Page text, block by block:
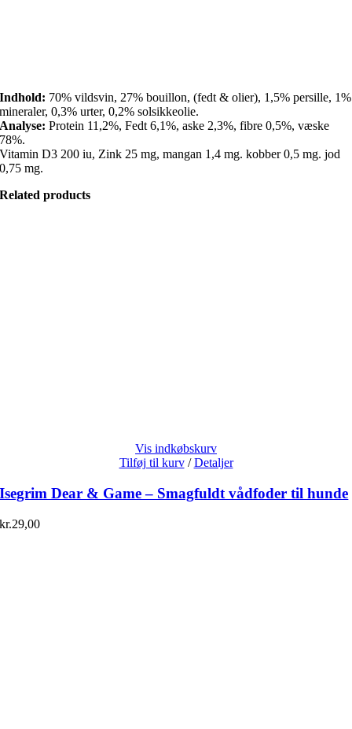
Indhold: 70% vildsvin, 27% bouillon, (fedt & olier), 1,5% persille, 1%
mineraler, 0,3% urter, 0,2% solsikkeolie.
Analyse: Protein 11,2%, Fedt 6,1%, aske 2,3%, fibre 0,5%, væske
78%.
Vitamin D3 200 iu, Zink 25 mg, mangan 1,4 mg. kobber 0,5 mg. jod
0,75 mg.
Related products
Vis indkøbskurv
Tilføj til kurv / Detaljer
Isegrim Dear & Game – Smagfuldt vådfoder til hunde
kr.29,00